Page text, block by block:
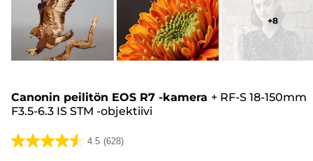
+8
Canonin peilitön EOS R7 -kamera + RF-S 18-150mm
F3.5-6.3 IS STM -objektiivi
4.5 (628)
4.5/5